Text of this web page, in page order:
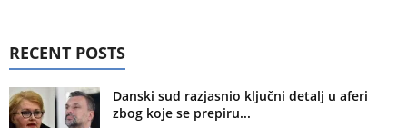
RECENT POSTS
Danski sud razjasnio ključni detalj u aferi
zbog koje se prepiru...